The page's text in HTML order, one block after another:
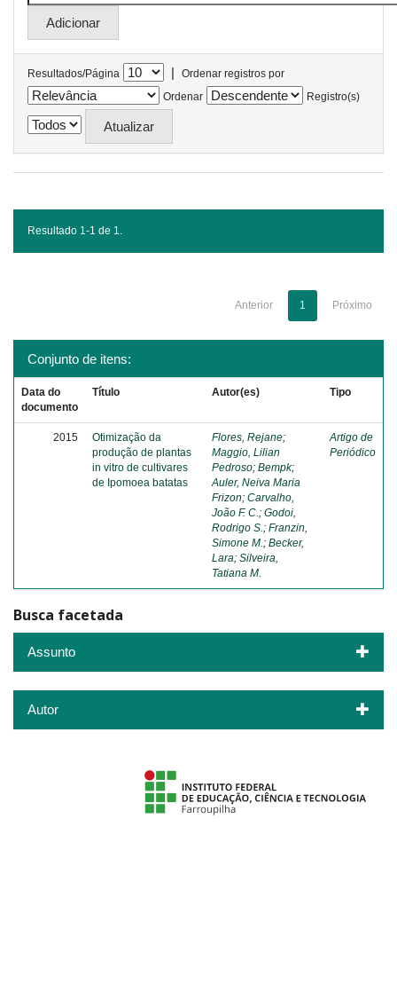
Resultados/Página |
Ordenar registros por
Ordenar
Registro(s)
Resultado 1-1 de 1.
Anterior 1 Próximo
Conjunto de itens:
Data do
documento
Título Autor(es) Tipo
2015
Otimização da
produção de plantas
in vitro de cultivares
de Ipomoea batatas
Flores, Rejane;
Maggio, Lilian
Pedroso; Bempk;
Auler, Neiva Maria
Frizon; Carvalho,
João F. C.; Godoi,
Rodrigo S.; Franzin,
Simone M.; Becker,
Lara; Silveira,
Tatiana M.
Artigo de
Periódico
Busca facetada
Assunto
Autor